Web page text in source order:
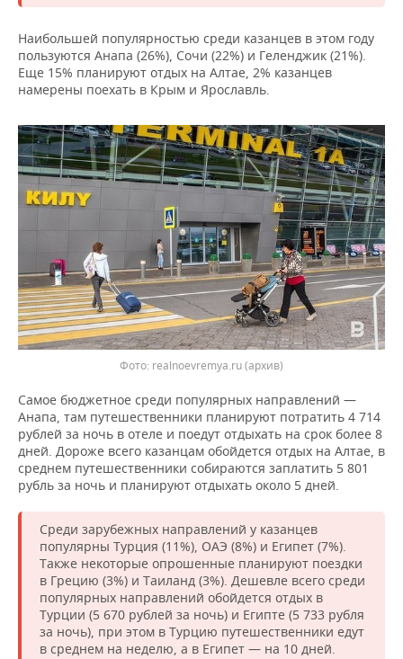
Наибольшей популярностью среди казанцев в этом году
пользуются Анапа (26%), Сочи (22%) и Геленджик (21%).
Еще 15% планируют отдых на Алтае, 2% казанцев
намерены поехать в Крым и Ярославль.
Фото: realnoevremya.ru (архив)
Самое бюджетное среди популярных направлений —
Анапа, там путешественники планируют потратить 4 714
рублей за ночь в отеле и поедут отдыхать на срок более 8
дней. Дороже всего казанцам обойдется отдых на Алтае, в
среднем путешественники собираются заплатить 5 801
рубль за ночь и планируют отдыхать около 5 дней.
Среди зарубежных направлений у казанцев
популярны Турция (11%), ОАЭ (8%) и Египет (7%).
Также некоторые опрошенные планируют поездки
в Грецию (3%) и Таиланд (3%). Дешевле всего среди
популярных направлений обойдется отдых в
Турции (5 670 рублей за ночь) и Египте (5 733 рубля
за ночь), при этом в Турцию путешественники едут
в среднем на неделю, а в Египет — на 10 дней.